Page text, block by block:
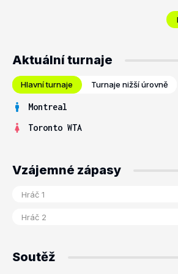
Aktuální turnaje
Hlavní turnaje Turnaje nižší úrovně
Montreal
Toronto WTA
Vzájemné zápasy
Soutěž